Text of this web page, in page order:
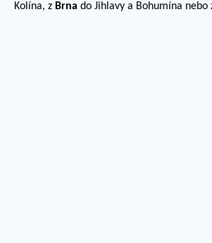
Kolína, z Brna do Jihlavy a Bohumína nebo